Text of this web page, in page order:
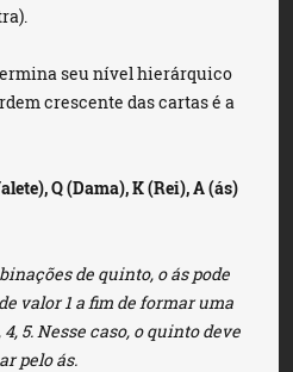
seu nível hierárquico
crescente das cartas é a
Q (Dama), K (Rei), A (ás)
de quinto, o ás pode
valor 1 a fim de formar uma
5. Nesse caso, o quinto deve
pelo ás.